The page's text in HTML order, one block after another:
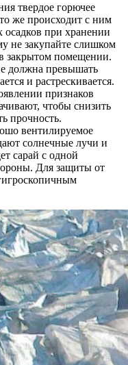
твердое горючее
же происходит с ним
осадков при хранении
не закупайте слишком
закрытом помещении.
должна превышать
и растрескивается.
признаков
чтобы снизить
прочность.
вентилируемое
солнечные лучи и
сарай с одной
Для защиты от